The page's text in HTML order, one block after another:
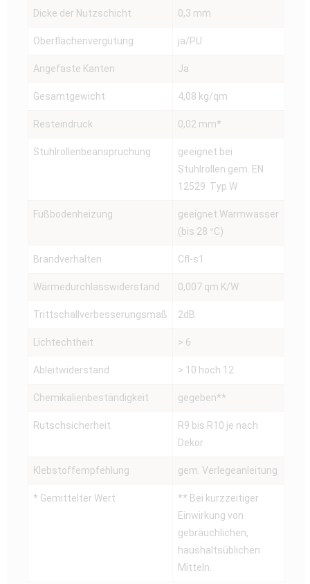
Dicke der Nutzschicht 0,3 mm
Oberflächenvergütung ja/PU
Angefaste Kanten Ja
Gesamtgewicht 4,08 kg/qm
Resteindruck 0,02 mm*
Stuhlrollenbeanspruchung
geeignet bei
Stuhlrollen gem. EN
12529 Typ W
Fußbodenheizung
geeignet Warmwasser
(bis 28 °C)
Brandverhalten Cfl-s1
Wärmedurchlasswiderstand 0,007 qm K/W
Trittschallverbesserungsmaß 2dB
Lichtechtheit > 6
Ableitwiderstand > 10 hoch 12
Chemikalienbeständigkeit gegeben**
Rutschsicherheit
R9 bis R10 je nach
Dekor
Klebstoffempfehlung gem. Verlegeanleitung
* Gemittelter Wert
** Bei kurzzeitiger
Einwirkung von
gebräuchlichen,
haushaltsüblichen
Mitteln.